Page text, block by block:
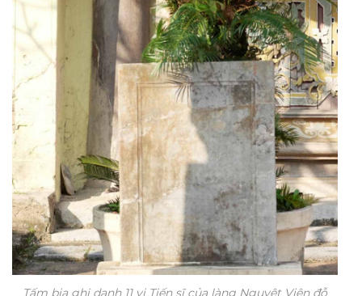
Tấm bia ghi danh 11 vị Tiến sĩ của làng Nguyệt Viên đỗ